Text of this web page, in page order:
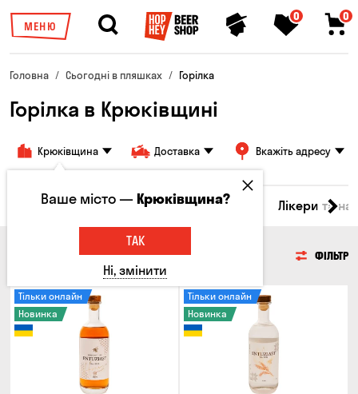
МЕНЮ
0 0
Головна Сьогодні в пляшках Горілка
Горілка в Крюківщині
Крюківщина Доставка Вкажіть адресу
Віскі Коктейлі Горілка Соджу Лікери та
ГОРІЛКА ФІЛЬТР
Тільки онлайн
Новинка
Тільки онлайн
Новинка
Ваше місто —Крюківщина?
ТАК
Ні, змінити